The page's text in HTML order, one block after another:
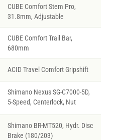
CUBE Comfort Stem Pro,
31.8mm, Adjustable
CUBE Comfort Trail Bar,
680mm
ACID Travel Comfort Gripshift
Shimano Nexus SG-C7000-5D,
5-Speed, Centerlock, Nut
Shimano BR-MT520, Hydr. Disc
Brake (180/203)